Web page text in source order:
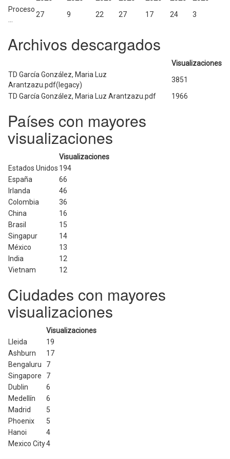
Proceso
27 9 22 27 17 24 3
Archivos descargados
Visualizaciones
TD García González, Maria Luz
Arantzazu.pdf(legacy)
3851
TD García González, Maria Luz Arantzazu.pdf
1966
Países con mayores
visualizaciones
Visualizaciones
Estados Unidos 194
España
66
Irlanda
46
Colombia
36
China
16
Brasil
15
Singapur
14
México
13
India
12
Vietnam
12
Ciudades con mayores
visualizaciones
Visualizaciones
Lleida
19
Ashburn
17
Bengaluru
7
Singapore
7
Dublin
6
Medellín
6
Madrid
5
Phoenix
5
Hanoi
4
Mexico City4